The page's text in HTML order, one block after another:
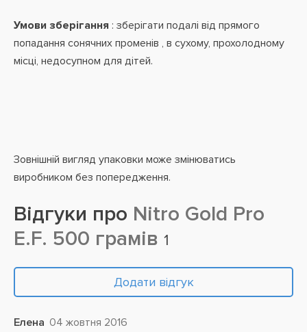
Умови зберігання : зберігати подалі від прямого
попадання сонячних променів , в сухому, прохолодному
місці, недосупном для дітей.
Зовнішній вигляд упаковки може змінюватись
виробником без попередження.
Відгуки про Nitro Gold Pro
E.F. 500 грамів 1
Додати відгук
Елена 04 жовтня 2016